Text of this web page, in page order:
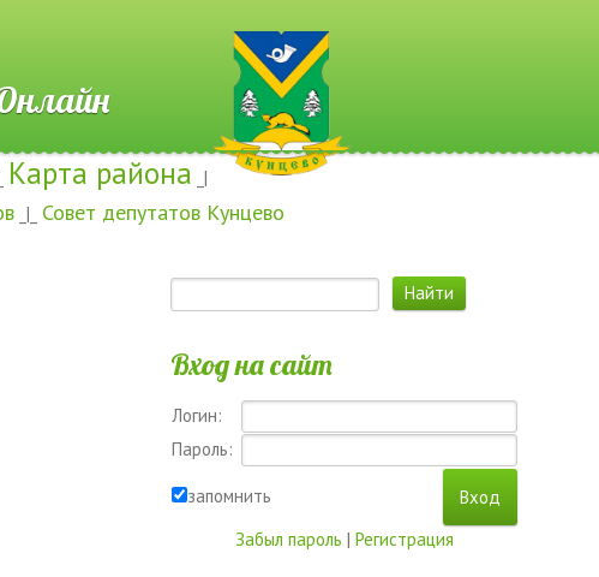
Онлайн
Карта района _|
_|_ Совет депутатов Кунцево
Вход на сайт
Логин:
Пароль:
запомнить
Забыл пароль | Регистрация